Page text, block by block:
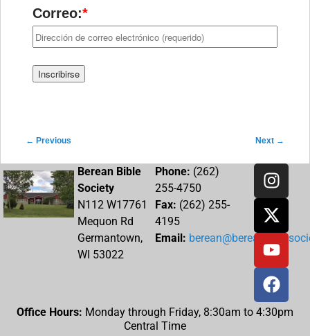
Correo:*
Post navigation
← Previous Next →
Berean Bible
Society
N112 W17761
Mequon Rd
Germantown,
WI 53022
Phone: (262)
255-4750
Fax: (262) 255-
4195
Email:
Office Hours: Monday through Friday, 8:30am to 4:30pm
Central Time